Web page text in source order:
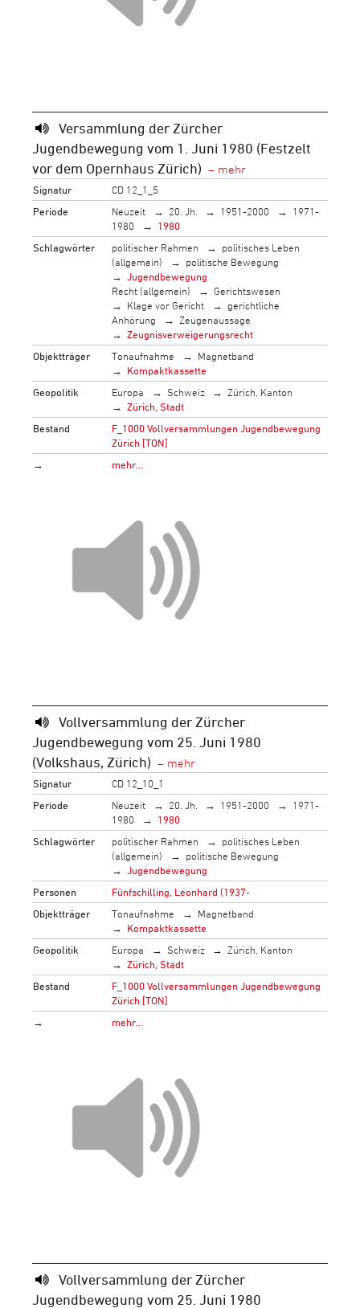
Versammlung der Zürcher
Jugendbewegung vom 1. Juni 1980 (Festzelt
vor dem Opernhaus Zürich)
Signatur
CD 12_1_5
Periode
Neuzeit 20. Jh. 1951-2000
1971-
1980
1980
Schlagwörter
politischer Rahmen
politisches Leben
(allgemein)
politische Bewegung
Jugendbewegung
Recht (allgemein)
Gerichtswesen
Klage vor Gericht
gerichtliche
Anhörung
Zeugenaussage
Zeugnisverweigerungsrecht
Objektträger
Tonaufnahme
Magnetband
Kompaktkassette
Geopolitik
Europa Schweiz
Zürich, Kanton
Zürich, Stadt
Bestand
F_1000 Vollversammlungen Jugendbewegung
Zürich [TON]
→
mehr…
Vollversammlung der Zürcher
Jugendbewegung vom 25. Juni 1980
(Volkshaus, Zürich)
Signatur
CD 12_10_1
Periode
Neuzeit 20. Jh. 1951-2000
1971-
1980
1980
Schlagwörter
politischer Rahmen
politisches Leben
(allgemein)
politische Bewegung
Jugendbewegung
Personen
Fünfschilling, Leonhard (1937-
Objektträger
Tonaufnahme
Magnetband
Kompaktkassette
Geopolitik
Europa Schweiz
Zürich, Kanton
Zürich, Stadt
Bestand
F_1000 Vollversammlungen Jugendbewegung
Zürich [TON]
→
mehr…
Vollversammlung der Zürcher
Jugendbewegung vom 25. Juni 1980